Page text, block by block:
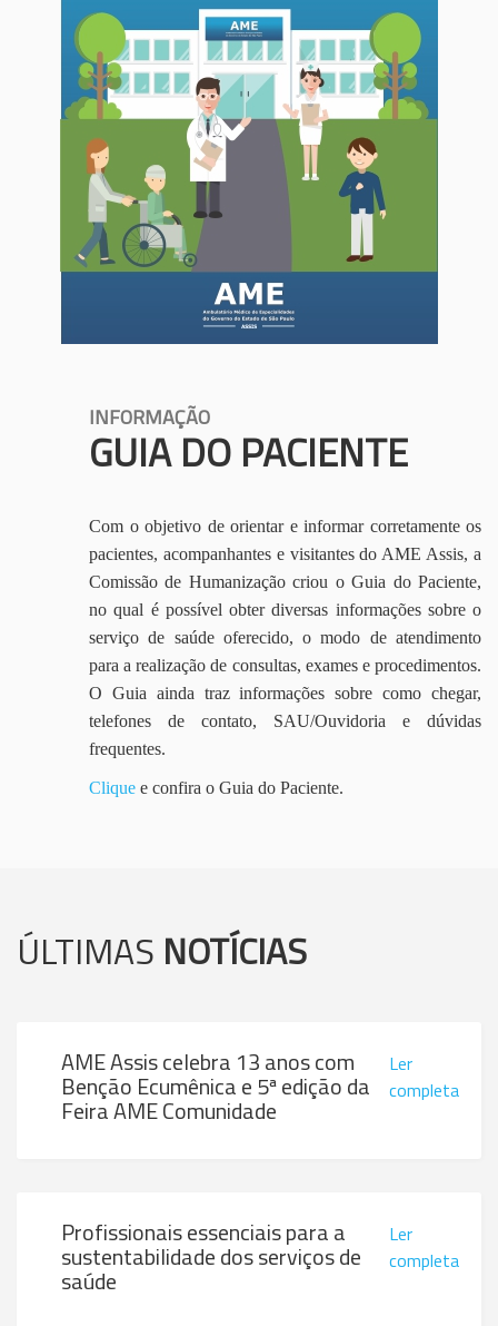
INFORMAÇÃO
GUIA DO PACIENTE
Com o objetivo de orientar e informar corretamente os
pacientes, acompanhantes e visitantes do AME Assis, a
Comissão de Humanização criou o Guia do Paciente,
no qual é possível obter diversas informações sobre o
serviço de saúde oferecido, o modo de atendimento
para a realização de consultas, exames e procedimentos.
O Guia ainda traz informações sobre como chegar,
telefones de contato, SAU/Ouvidoria e dúvidas
frequentes.
Clique e confira o Guia do Paciente.
ÚLTIMAS NOTÍCIAS
AME Assis celebra 13 anos com
Benção Ecumênica e 5ª edição da
Feira AME Comunidade
Ler
completa
Profissionais essenciais para a
sustentabilidade dos serviços de
saúde
Ler
completa